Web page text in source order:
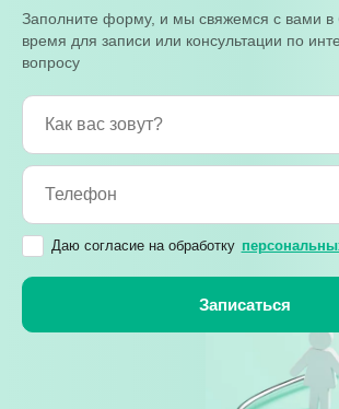
Заполните форму, и мы свяжемся с вами в
время для записи или консультации по
вопросу
Даю согласие на обработку